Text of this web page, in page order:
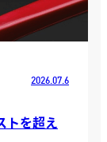
2026.07.6
トを超え